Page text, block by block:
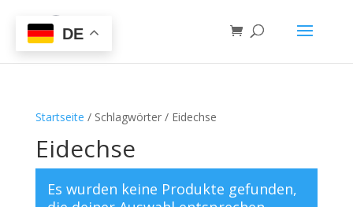
Startseite / Schlagwörter / Eidechse
Eidechse
Es wurden keine Produkte gefunden,
DE